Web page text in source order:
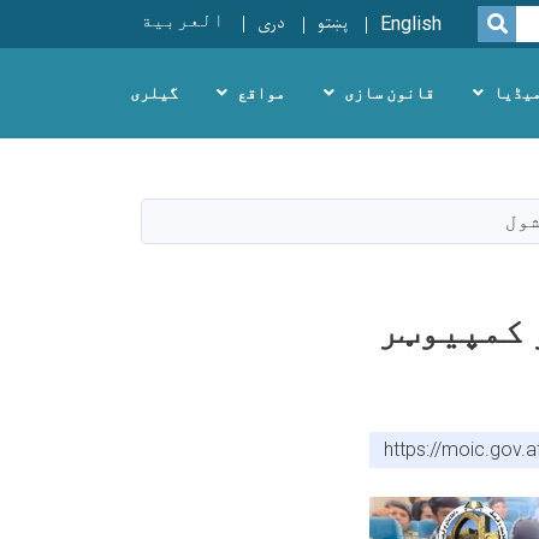
SEARCH
English پښتو دری العربية
میڈیا قانون سازی مواقع گیلری
کمپیوټر
https://